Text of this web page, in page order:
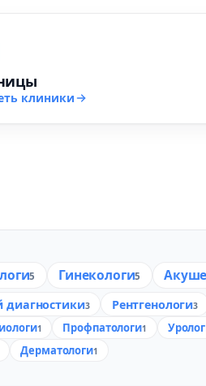
клиники
5 Гинекологи5
диагностики3 Рентгенологи3
1 Профпатологи1
Дерматологи1